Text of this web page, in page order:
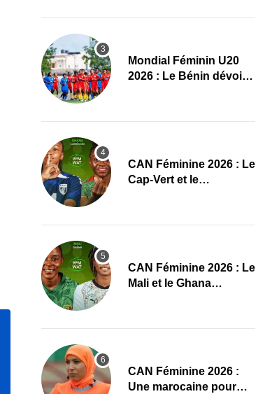
Mondial Féminin U20
2026 : Le Bénin dévoile
CAN Féminine 2026 : Le
Cap-Vert et le
‎CAN Féminine 2026 : Le
Mali et le Ghana
‎CAN Féminine 2026 :
Une marocaine pour